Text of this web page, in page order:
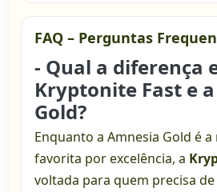
FAQ – Perguntas
- Qual a diferença
Kryptonite Fast e
Gold?
Enquanto a Amnesia Gold é a
favorita por excelência, a
voltada para quem precisa